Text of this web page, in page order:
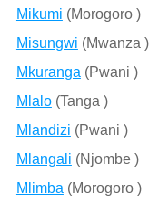
Mikumi (Morogoro )
Misungwi (Mwanza )
Mkuranga (Pwani )
Mlalo(Tanga )
Mlandizi (Pwani )
Mlangali (Njombe )
Mlimba (Morogoro )